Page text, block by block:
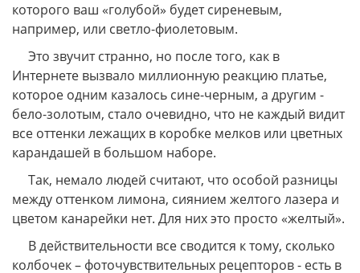
которого ваш «голубой» будет сиреневым,
например, или светло-фиолетовым.
Это звучит странно, но после того, как в
Интернете вызвало миллионную реакцию платье,
которое одним казалось сине-черным, а другим -
бело-золотым, стало очевидно, что не каждый видит
все оттенки лежащих в коробке мелков или цветных
карандашей в большом наборе.
Так, немало людей считают, что особой разницы
между оттенком лимона, сиянием желтого лазера и
цветом канарейки нет. Для них это просто «желтый».
В действительности все сводится к тому, сколько
колбочек – фоточувствительных рецепторов - есть в